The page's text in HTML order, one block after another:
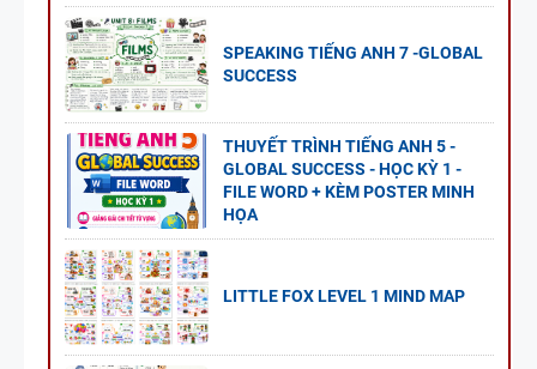
SPEAKING TIẾNG ANH 7 -GLOBAL
SUCCESS
THUYẾT TRÌNH TIẾNG ANH 5 -
GLOBAL SUCCESS - HỌC KỲ 1 -
FILE WORD + KÈM POSTER MINH
HỌA
LITTLE FOX LEVEL 1 MIND MAP